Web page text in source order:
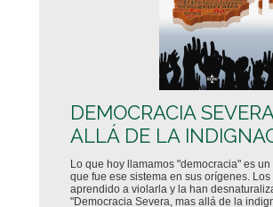
DEMOCRACIA
ALLÁ DE LA
Lo que hoy llamamos "democracia" es
que fue ese sistema en sus orígenes.
aprendido a violarla y la han
"Democracia Severa, mas allá de la